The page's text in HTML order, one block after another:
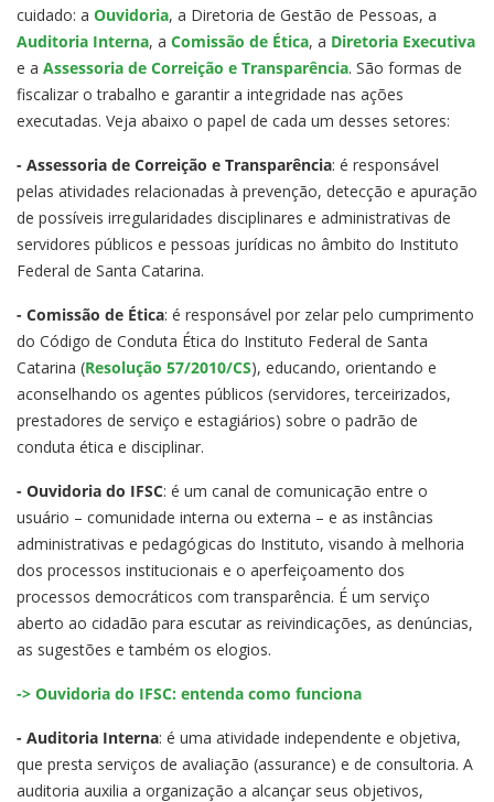
cuidado: a Ouvidoria, a Diretoria de Gestão de Pessoas, a
Auditoria Interna, a Comissão de Ética, a Diretoria Executiva
e a Assessoria de Correição e Transparência. São formas de
fiscalizar o trabalho e garantir a integridade nas ações
executadas. Veja abaixo o papel de cada um desses setores:
- Assessoria de Correição e Transparência: é responsável
pelas atividades relacionadas à prevenção, detecção e apuração
de possíveis irregularidades disciplinares e administrativas de
servidores públicos e pessoas jurídicas no âmbito do Instituto
Federal de Santa Catarina.
- Comissão de Ética: é responsável por zelar pelo cumprimento
do Código de Conduta Ética do Instituto Federal de Santa
Catarina (Resolução 57/2010/CS), educando, orientando e
aconselhando os agentes públicos (servidores, terceirizados,
prestadores de serviço e estagiários) sobre o padrão de
conduta ética e disciplinar.
- Ouvidoria do IFSC: é um canal de comunicação entre o
usuário – comunidade interna ou externa – e as instâncias
administrativas e pedagógicas do Instituto, visando à melhoria
dos processos institucionais e o aperfeiçoamento dos
processos democráticos com transparência. É um serviço
aberto ao cidadão para escutar as reivindicações, as denúncias,
as sugestões e também os elogios.
-> Ouvidoria do IFSC: entenda como funciona
- Auditoria Interna: é uma atividade independente e objetiva,
que presta serviços de avaliação (assurance) e de consultoria. A
auditoria auxilia a organização a alcançar seus objetivos,